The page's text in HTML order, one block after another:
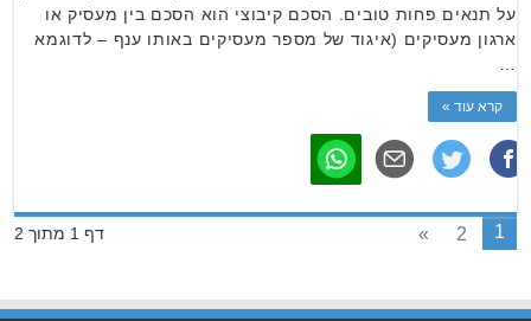
על תנאים פחות טובים. הסכם קיבוצי הוא הסכם בין מעסיק או
ארגון מעסיקים (איגוד של מספר מעסיקים באותו ענף – לדוגמא
קרא עוד »
דף 1 מתוך 2 1
2
»